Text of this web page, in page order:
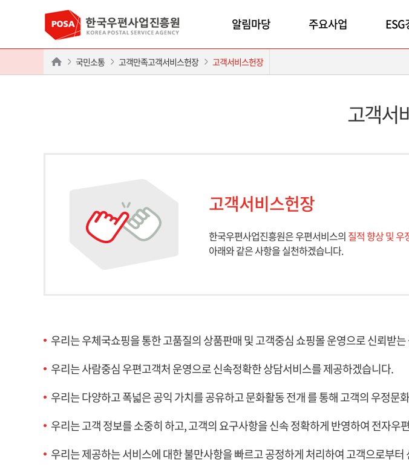
알림마당 주요사업 ESG
국민소통 고객만족고객서비스헌장 고객서비스헌장
고객서
고객서비스헌장
한국우편사업진흥원은 우편서비스의 질적 향상 및 우
아래와 같은 사항을 실천하겠습니다.
우리는 우체국쇼핑을 통한 고품질의 상품판매 및 고객중심 쇼핑몰 운영으로 신뢰받
우리는 사람중심 우편고객처 운영으로 신속정확한 상담서비스를 제공하겠습니다.
우리는 다양하고 폭넓은 공익 가치를 공유하고 문화활동 전개 를 통해 고객의 우정문
우리는 고객 정보를 소중히 하고, 고객의 요구사항을 신속 정확하게 반영하여 전자
우리는 제공하는 서비스에 대한 불만사항을 빠르고 공정하게 처리하여 고객으로부